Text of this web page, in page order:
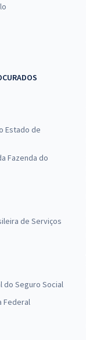
Estado de
Fazenda do
de Serviços
do Seguro Social
Federal